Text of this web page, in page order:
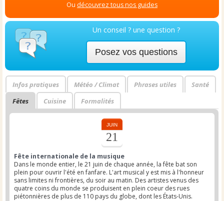
Ou découvrez tous nos guides
Un conseil ? une question ?
Posez vos questions
Infos pratiques Météo / Climat Phrases utiles
Santé
Fêtes
Cuisine Formalités
JUIN
21
Fête internationale de la musique
Dans le monde entier, le 21 juin de chaque année, la fête bat son
plein pour ouvrir l'été en fanfare. L'art musical y est mis à l'honneur
sans limites ni frontières, du soir au matin. Des artistes venus des
quatre coins du monde se produisent en plein coeur des rues
piétonnières de plus de 110 pays du globe, dont les États-Unis.